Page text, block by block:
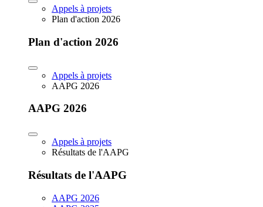
Appels à projets
Plan d'action 2026
Plan d'action 2026
Appels à projets
AAPG 2026
AAPG 2026
Appels à projets
Résultats de l'AAPG
Résultats de l'AAPG
AAPG 2026